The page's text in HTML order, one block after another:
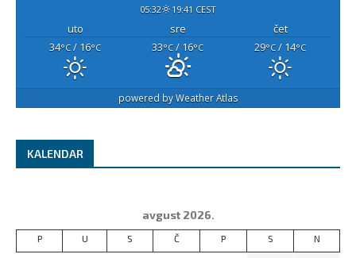
05:32 19:41 CEST
uto sre
čet
34°C / 16°C 33°C / 16°C 29°C / 14°C
powered byWeather Atlas
KALENDAR
avgust 2026.
P U S Č P S N